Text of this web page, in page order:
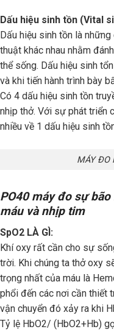
Dấu hiệu sinh
Dấu hiệu sinh tồn là
thuật khác nhau nhằm
thể sống. Dấu hiệu sinh
và khi tiến hành trình bày
Có 4 dấu hiệu sinh tồn
nhịp thở. Với sự phát triển
nhiều về 1 dấu hiệu sinh
MÁY ĐO
PO40 máy đo sự
máu và nhịp tim
SpO2 LÀ GÌ:
Khí oxy rất cần cho sự
trời. Khi chúng ta thở oxy
trọng nhất của máu là
phổi đến các nơi cần thiết
vận chuyển đó xảy ra khi
Tỷ lệ HbO2/ (HbO2+Hb)